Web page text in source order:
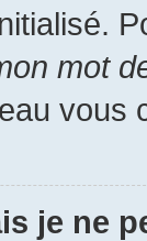
mot
vous
je ne